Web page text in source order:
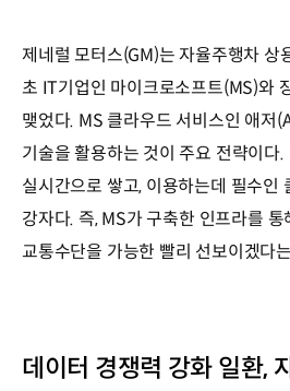
제네럴 모터스(GM)는 자율주행차 상
초 IT기업인 마이크로소프트(MS)와
맺었다. MS 클라우드 서비스인 애저
기술을 활용하는 것이 주요 전략이다
실시간으로 쌓고, 이용하는데 필수인
강자다. 즉, MS가 구축한 인프라를
교통수단을 가능한 빨리 선보이겠다
데이터 경쟁력 강화 일환,